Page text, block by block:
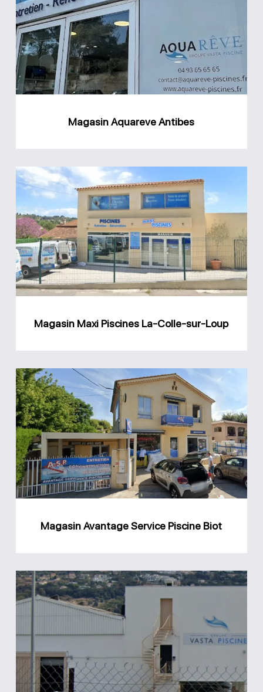
Antibes
Magasin Aquareve Antibes
Magasin
Maxi
Piscines
La-
Colle-
sur-
Loup
Magasin Maxi Piscines La-Colle-sur-Loup
Magasin
Avantage
Service
Piscine
Biot
Magasin Avantage Service Piscine Biot
Groupe
Saint-
Laurent-
du-